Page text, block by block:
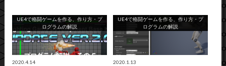
UE4で格闘ゲームを作る、作り方・プ
ログラムの解説
2020.4.14
UE4で格闘ゲームを作る、作り方・プ
ログラムの解説
2020.1.13